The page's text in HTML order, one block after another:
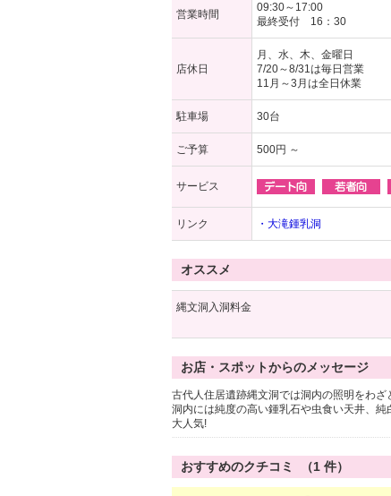
営業時間
09:30～17:00
最終受付 16：30
店休日
月、水、木、金曜日
7/20～8/31は毎日営業
11月～3月は全日休業
駐車場 30台
ご予算 500円 ～
サービス
リンク ・大滝鍾乳洞
オススメ
縄文洞入洞料金
お店・スポットからのメッセージ
古代人住居遺跡縄文洞では洞内の照明をわざ
洞内には純度の高い鍾乳石や虫食い天井、
大人気!
おすすめのクチコミ （1 件）